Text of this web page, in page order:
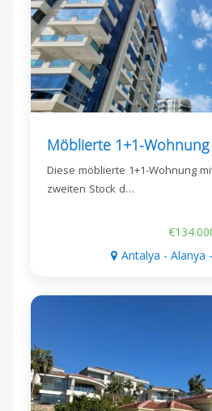
Diese möblierte 1+1-Wohnung
zweiten Stock d…
Antalya - Alanya